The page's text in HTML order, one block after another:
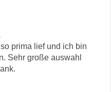
prima lief und ich bin
Sehr große auswahl